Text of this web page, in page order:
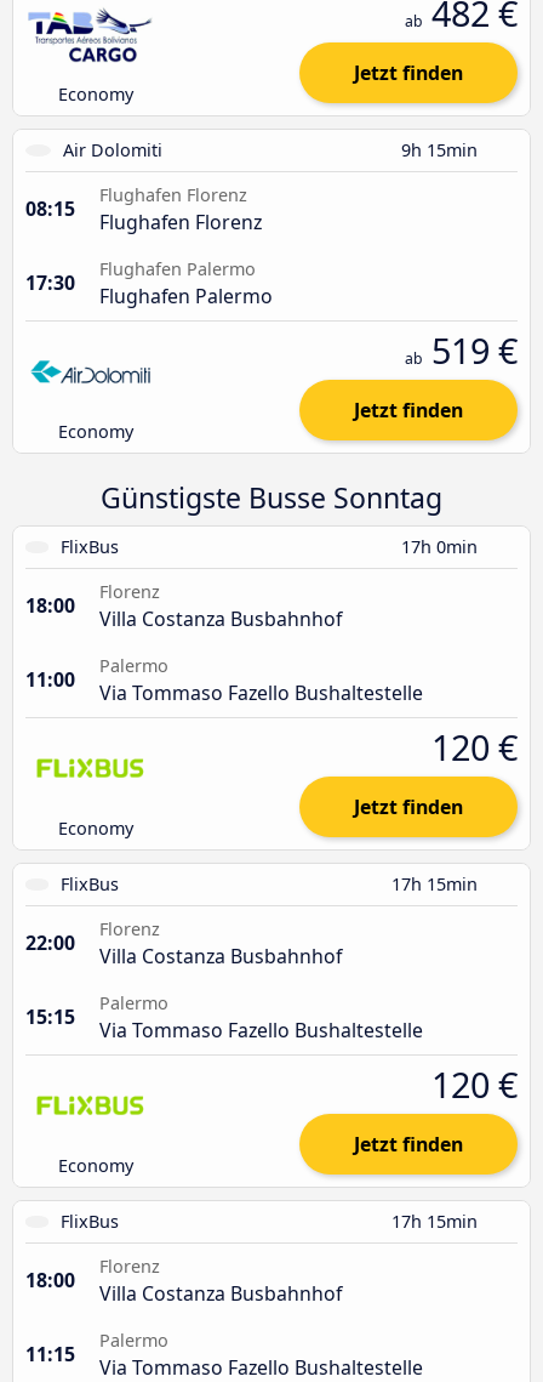
Economy
ab 482 €
Jetzt finden
Air Dolomiti 9h 15min
08:15
Flughafen Florenz
Flughafen Florenz
17:30
Flughafen Palermo
Flughafen Palermo
Economy
ab 519 €
Jetzt finden
Günstigste Busse Sonntag
FlixBus 17h 0min
18:00
Florenz
Villa Costanza Busbahnhof
11:00
Palermo
Via Tommaso Fazello Bushaltestelle
Economy
120 €
Jetzt finden
FlixBus 17h 15min
22:00
Florenz
Villa Costanza Busbahnhof
15:15
Palermo
Via Tommaso Fazello Bushaltestelle
Economy
120 €
Jetzt finden
FlixBus 17h 15min
18:00
Florenz
Villa Costanza Busbahnhof
11:15
Palermo
Via Tommaso Fazello Bushaltestelle